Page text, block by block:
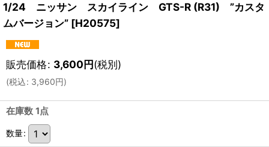
1/24 ニッサン スカイライン GTS-R (R31) ”カスタ
ムバージョン” [H20575]
販売価格: 3,600円(税別)
(税込: 3,960円)
在庫数 1点
数量: